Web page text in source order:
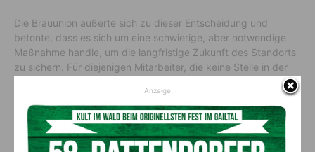
Die Brauunion äußerte sich zu dieser Entscheidung und
betonte, dass es sich um eine schwierige, aber notwendige
Maßnahme handle, um die langfristige Zukunft des Standorts
zu sichern. Für diejenigen Mitarbeiter, die keine Stelle in der
neuen Stadtbrauerei oder am neuen Logistikstandort finden,
werden ein Sozialplan und umfassende
Unterstützungsangebote in Zusammenarbeit mit dem
Betriebsrat bereitgestellt. Hans Böhm, Vorstandsvorsitzender
der Brau Union Österreich, unterstrich die Bedeutung dieser
Anzeige